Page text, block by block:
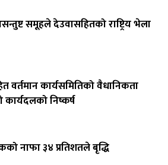
समूहले देउवासहितको राष्ट्रिय भेला
वर्तमान कार्यसमितिको वैधानिकता
निष्कर्ष
नाफा ३४ प्रतिशतले बृद्धि